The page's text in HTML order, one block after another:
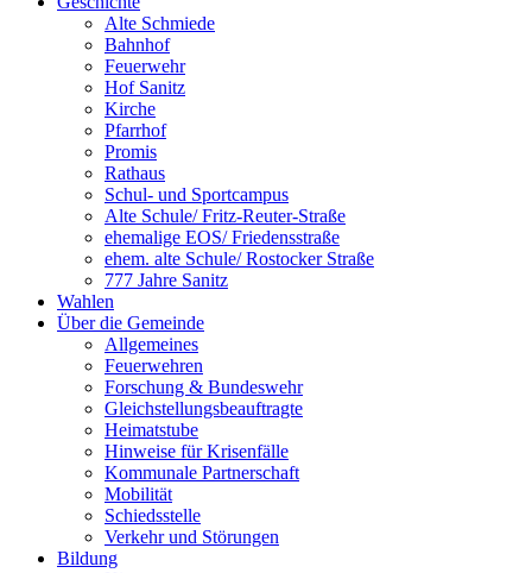
Alte Schmiede
Bahnhof
Feuerwehr
Hof Sanitz
Kirche
Pfarrhof
Promis
Rathaus
Schul- und Sportcampus
Alte Schule/ Fritz-Reuter-Straße
ehemalige EOS/ Friedensstraße
ehem. alte Schule/ Rostocker Straße
777 Jahre Sanitz
Wahlen
Über die Gemeinde
Allgemeines
Feuerwehren
Forschung & Bundeswehr
Gleichstellungsbeauftragte
Heimatstube
Hinweise für Krisenfälle
Kommunale Partnerschaft
Mobilität
Schiedsstelle
Verkehr und Störungen
Bildung